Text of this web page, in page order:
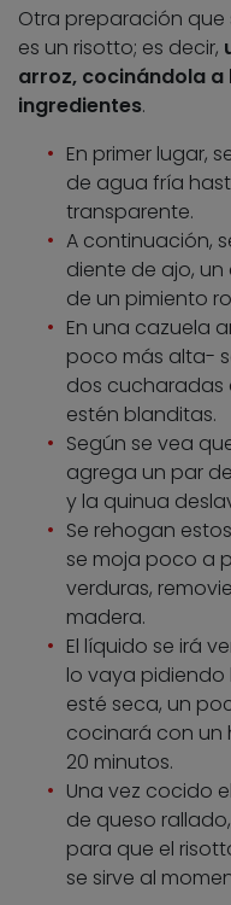
Otra preparación
es un risotto; es decir,
arroz, cocinándola a
ingredientes.
En primer lugar,
de agua fría
transparente.
A continuación,
diente de ajo,
de un pimiento
En una cazuela
poco más alta-
dos cucharadas
estén blanditas.
Según se vea
agrega un par
y la quinua
Se rehogan
se moja poco a
verduras,
madera.
El líquido se irá
lo vaya
esté seca, un
cocinará con un
20 minutos.
Una vez cocido
de queso
para que el
se sirve al